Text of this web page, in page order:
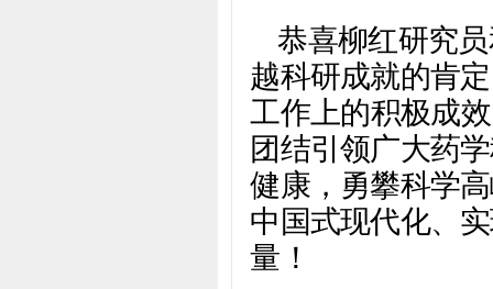
恭喜柳红研究
越科研成就的肯
工作上的积极成
团结引领广大药
健康，勇攀科学
中国式现代化、
量！